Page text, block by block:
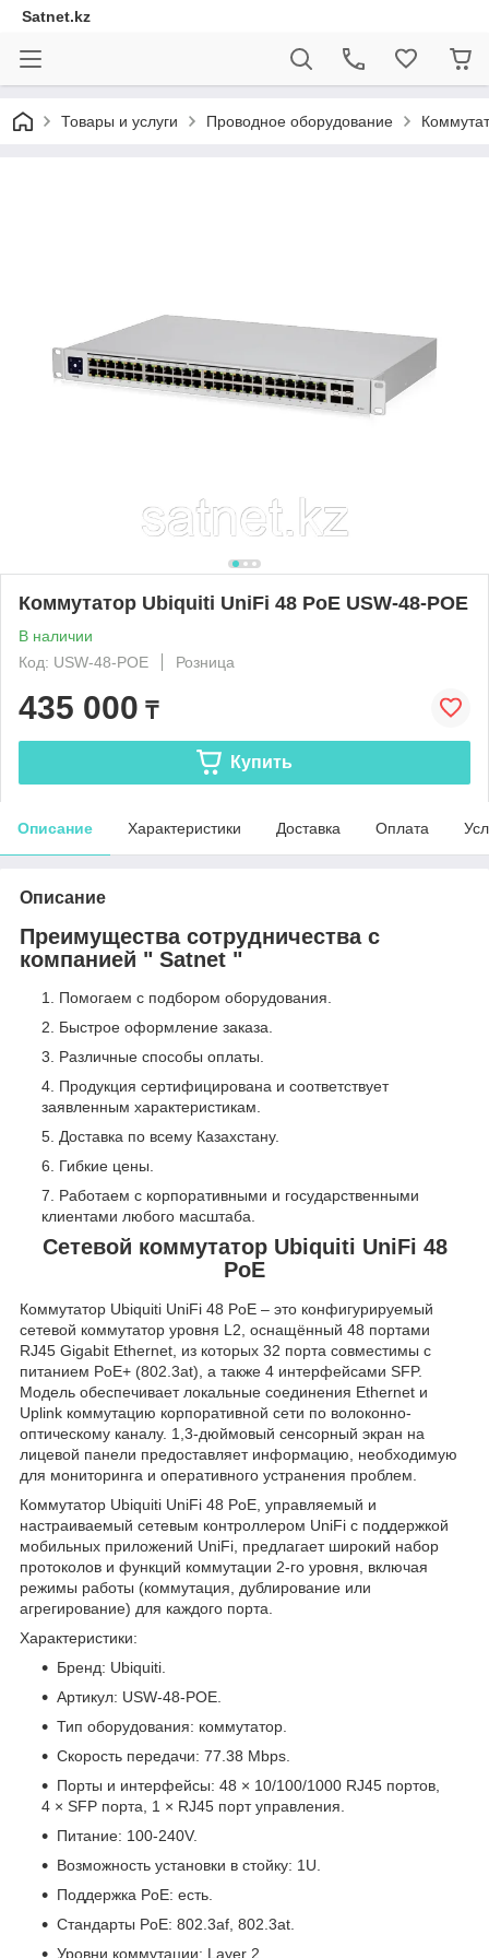
Satnet.kz
Товары и услуги Проводное оборудование
Коммутатор Ubiquiti UniFi 48 PoE USW-48-POE
В наличии
Код: USW-48-POE
Розница
435 000 ₸
Купить
Описание Характеристики Доставка Оплата
Описание
Преимущества сотрудничества с
компанией " Satnet "
Помогаем с подбором оборудования.
Быстрое оформление заказа.
Различные способы оплаты.
Продукция сертифицирована и соответствует
заявленным характеристикам.
Доставка по всему Казахстану.
Гибкие цены.
Работаем с корпоративными и государственными
клиентами любого масштаба.
Сетевой коммутатор Ubiquiti UniFi 48
PoE
Коммутатор Ubiquiti UniFi 48 PoE – это конфигурируемый
сетевой коммутатор уровня L2, оснащённый 48 портами
RJ45 Gigabit Ethernet, из которых 32 порта совместимы с
питанием PoE+ (802.3at), а также 4 интерфейсами SFP.
Модель обеспечивает локальные соединения Ethernet и
Uplink коммутацию корпоративной сети по волоконно-
оптическому каналу. 1,3-дюймовый сенсорный экран на
лицевой панели предоставляет информацию, необходимую
для мониторинга и оперативного устранения проблем.
Коммутатор Ubiquiti UniFi 48 PoE, управляемый и
настраиваемый сетевым контроллером UniFi с поддержкой
мобильных приложений UniFi, предлагает широкий набор
протоколов и функций коммутации 2-го уровня, включая
режимы работы (коммутация, дублирование или
агрегирование) для каждого порта.
Характеристики:
Бренд: Ubiquiti.
Артикул: USW-48-POE.
Тип оборудования: коммутатор.
Скорость передачи: 77.38 Mbps.
Порты и интерфейсы: 48 × 10/100/1000 RJ45 портов,
4 × SFP порта, 1 × RJ45 порт управления.
Питание: 100-240V.
Возможность установки в стойку: 1U.
Поддержка PoE: есть.
Стандарты PoE: 802.3af, 802.3at.
Уровни коммутации: Layer 2.